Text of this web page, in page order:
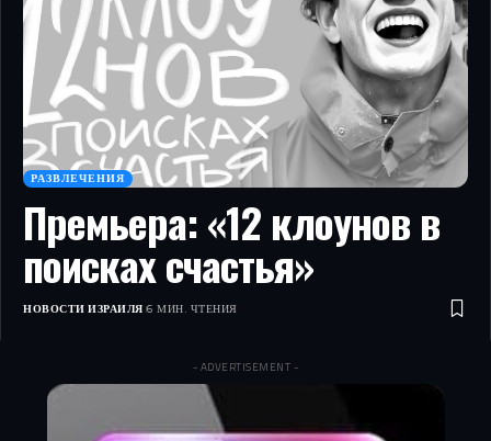
РАЗВЛЕЧЕНИЯ
Премьера: «12 клоунов в
поисках счастья»
НОВОСТИ ИЗРАИЛЯ 6 МИН. ЧТЕНИЯ
- ADVERTISEMENT -